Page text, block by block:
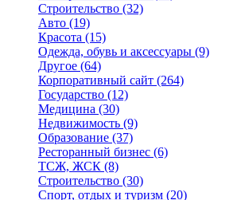
Строительство (32)
Авто (19)
Красота (15)
Одежда, обувь и аксессуары (9)
Другое (64)
Корпоративный сайт (264)
Государство (12)
Медицина (30)
Недвижимость (9)
Образование (37)
Ресторанный бизнес (6)
ТСЖ, ЖСК (8)
Строительство (30)
Спорт, отдых и туризм (20)